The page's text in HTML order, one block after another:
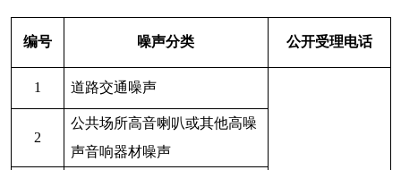
编号 噪声分类 公开受理电话
1 道路交通噪声
2
公共场所高音喇叭或其他高噪
声音响器材噪声